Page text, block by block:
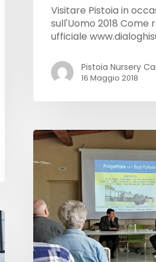
Visitare Pistoia in
sull'Uomo 2018
ufficiale
Pistoia Nursery
16 Maggio 2018